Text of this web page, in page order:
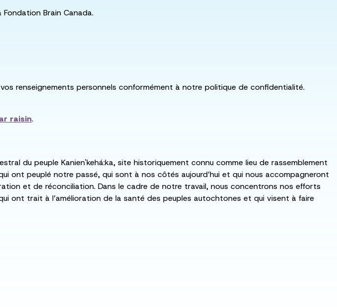
Brain Canada.
renseignements personnels conformément à notre politique de confidentialité.
raisin.
du peuple Kanien'kehá:ka, site historiquement connu comme lieu de rassemblement
ont peuplé notre passé, qui sont à nos côtés aujourd’hui et qui nous accompagneront
et de réconciliation. Dans le cadre de notre travail, nous concentrons nos efforts
ont trait à l’amélioration de la santé des peuples autochtones et qui visent à faire